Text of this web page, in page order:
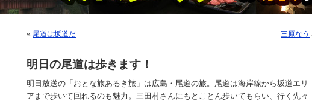
« 尾道は坂道だ 三原なう
明日の尾道は歩きます！
明日放送の「おとな旅あるき旅」は広島・尾道の旅。尾道は海岸線から坂道エリ
アまで歩いて回れるのも魅力。三田村さんにもとことん歩いてもらい、行く先々